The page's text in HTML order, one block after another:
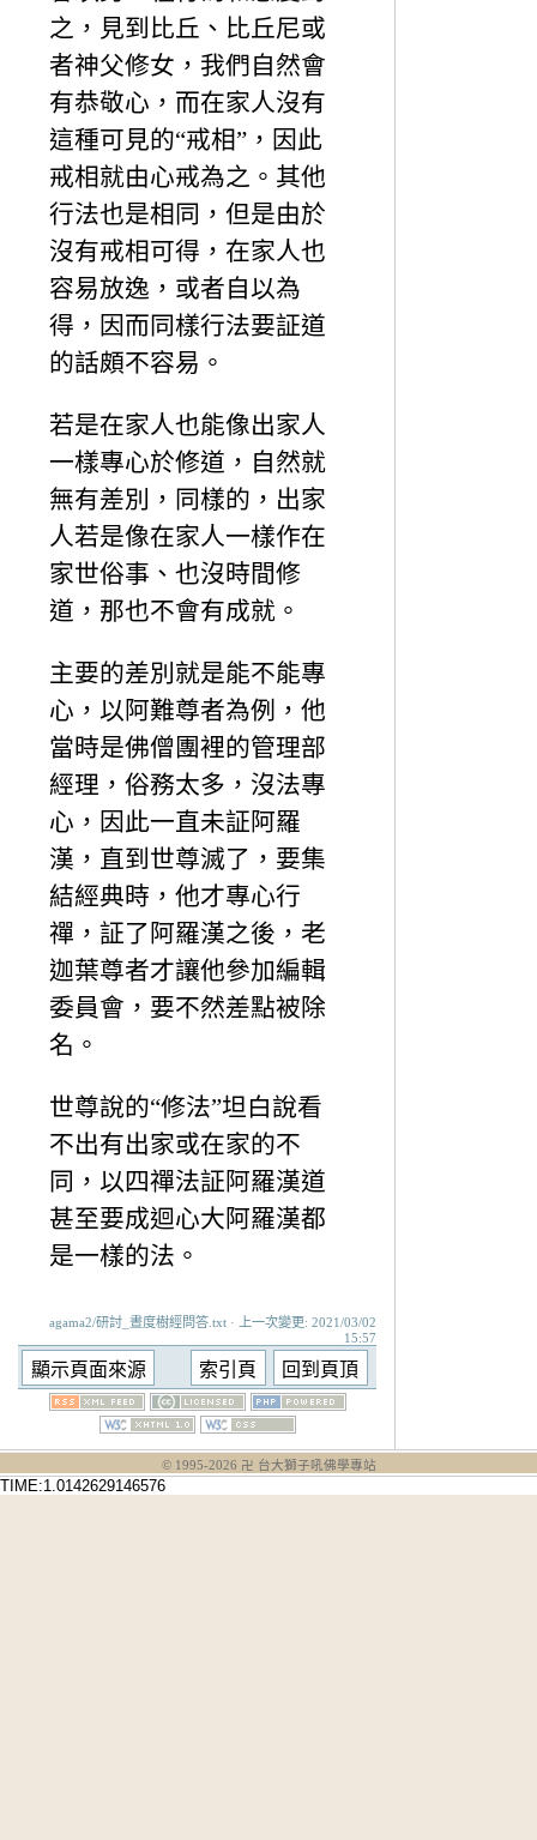
之，見到比丘、比丘尼或
者神父修女，我們自然會
有恭敬心，而在家人沒有
這種可見的“戒相”，因此
戒相就由心戒為之。其他
行法也是相同，但是由於
沒有戒相可得，在家人也
容易放逸，或者自以為
得，因而同樣行法要証道
的話頗不容易。
若是在家人也能像出家人
一樣專心於修道，自然就
無有差別，同樣的，出家
人若是像在家人一樣作在
家世俗事、也沒時間修
道，那也不會有成就。
主要的差別就是能不能專
心，以阿難尊者為例，他
當時是佛僧團裡的管理部
經理，俗務太多，沒法專
心，因此一直未証阿羅
漢，直到世尊滅了，要集
結經典時，他才專心行
禪，証了阿羅漢之後，老
迦葉尊者才讓他參加編輯
委員會，要不然差點被除
名。
世尊說的“修法”坦白說看
不出有出家或在家的不
同，以四禪法証阿羅漢道
甚至要成迴心大阿羅漢都
是一樣的法。
agama2/研討_晝度樹經問答.txt · 上一次變更: 2021/03/02
15:57
© 1995-2026 卍 台大獅子吼佛學專站
TIME:1.0142629146576